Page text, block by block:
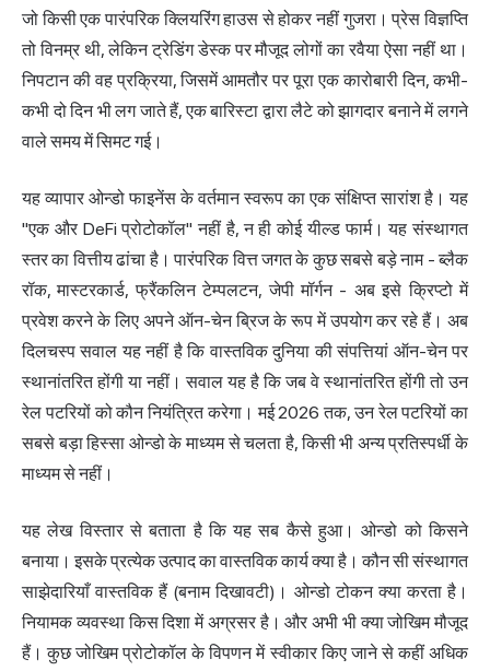
जो किसी एक पारंपरिक क्लियरिंग हाउस से होकर नहीं गुजरा। प्रेस विज्ञप्ति
तो विनम्र थी, लेकिन ट्रेडिंग डेस्क पर मौजूद लोगों का रवैया ऐसा नहीं था।
निपटान की वह प्रक्रिया, जिसमें आमतौर पर पूरा एक कारोबारी दिन, कभी-
कभी दो दिन भी लग जाते हैं, एक बारिस्टा द्वारा लैटे को झागदार बनाने में लगने
वाले समय में सिमट गई।
यह व्यापार ओन्डो फाइनेंस के वर्तमान स्वरूप का एक संक्षिप्त सारांश है। यह
"एक और DeFi प्रोटोकॉल" नहीं है, न ही कोई यील्ड फार्म। यह संस्थागत
स्तर का वित्तीय ढांचा है।पारंपरिक वित्तजगत के कुछ सबसे बड़े नाम - ब्लैक
रॉक, मास्टरकार्ड, फ्रैंकलिन टेम्पलटन, जेपी मॉर्गन - अब इसे क्रिप्टो में
प्रवेश करने के लिए अपने ऑन-चेन ब्रिज के रूप में उपयोग कर रहे हैं। अब
दिलचस्प सवाल यह नहीं है कि वास्तविक दुनिया की संपत्तियां ऑन-चेन पर
स्थानांतरित होंगी या नहीं। सवाल यह है कि जब वे स्थानांतरित होंगी तो उन
रेल पटरियों को कौन नियंत्रित करेगा। मई 2026 तक, उन रेल पटरियों का
सबसे बड़ा हिस्सा ओन्डो के माध्यम से चलता है, किसी भी अन्य प्रतिस्पर्धी के
माध्यम से नहीं।
यह लेख विस्तार से बताता है कि यह सब कैसे हुआ। ओन्डो को किसने
बनाया। इसके प्रत्येक उत्पाद का वास्तविक कार्य क्या है। कौन सी संस्थागत
साझेदारियाँ वास्तविक हैं (बनाम दिखावटी)। ओन्डो टोकन क्या करता है।
नियामक व्यवस्था किस दिशा में अग्रसर है। और अभी भी क्या जोखिम मौजूद
हैं। कुछ जोखिम प्रोटोकॉल के विपणन में स्वीकार किए जाने से कहीं अधिक